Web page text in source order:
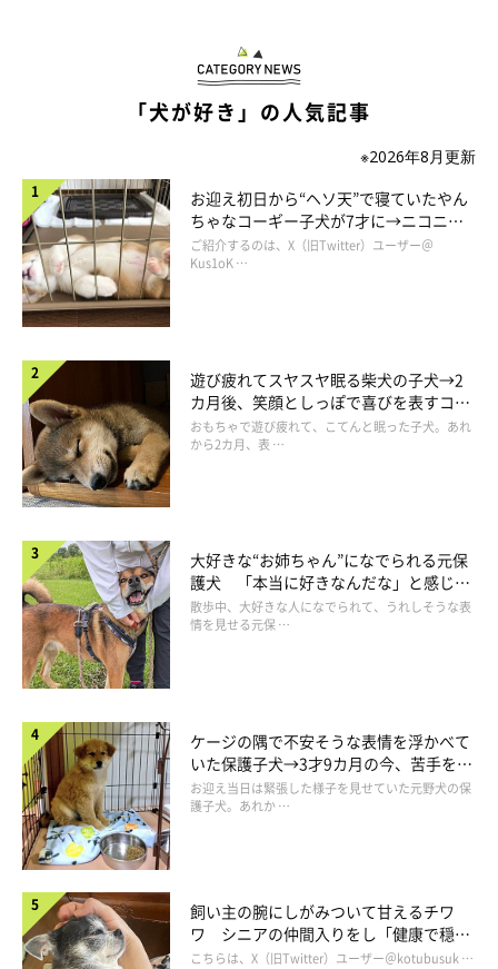
「犬が好き」の人気記事
※2026年8月更新
お迎え初日から“ヘソ天”で寝ていたやん
ちゃなコーギー子犬が7才に→ニコニ
コ“コーギースマイル”が魅力のコに成
長！
ご紹介するのは、X（旧Twitter）ユーザー＠
Kus1oK …
遊び疲れてスヤスヤ眠る柴犬の子犬→2
カ月後、笑顔としっぽで喜びを表すコに
成長！
おもちゃで遊び疲れて、こてんと眠った子犬。あれ
から2カ月、表 …
大好きな“お姉ちゃん”になでられる元保
護犬 「本当に好きなんだな」と感じる
表情にほっこり
散歩中、大好きな人になでられて、うれしそうな表
情を見せる元保 …
ケージの隅で不安そうな表情を浮かべて
いた保護子犬→3才9カ月の今、苦手を克
服し頼もしいコに成長！
お迎え当日は緊張した様子を見せていた元野犬の保
護子犬。あれか …
飼い主の腕にしがみついて甘えるチワ
ワ シニアの仲間入りをし「健康で穏や
かな暮らしが続いてほしい」と願う
こちらは、X（旧Twitter）ユーザー＠kotubusuk …